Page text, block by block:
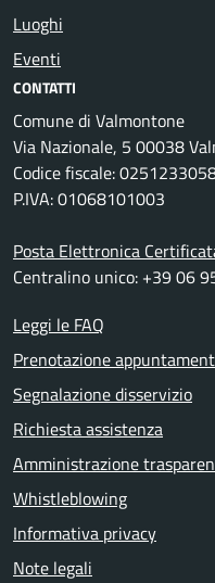
Luoghi
Eventi
CONTATTI
Comune di Valmontone
Via Nazionale, 5 00038
Codice fiscale:
P.IVA: 01068101003
Posta Elettronica
Centralino unico: +39 06
Leggi le FAQ
Prenotazione
Segnalazione disservizio
Richiesta assistenza
Amministrazione
Whistleblowing
Informativa privacy
Note legali